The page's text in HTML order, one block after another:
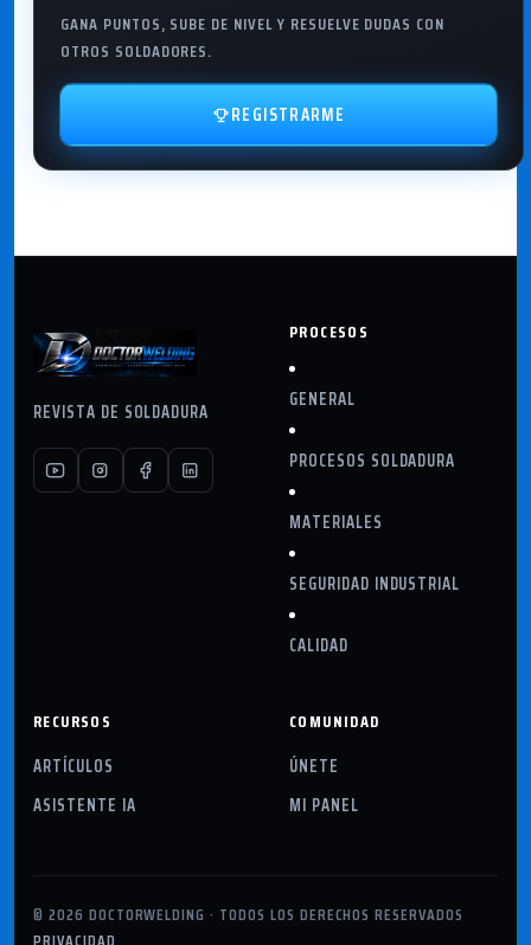
GANA PUNTOS, SUBE DE NIVEL Y RESUELVE DUDAS CON
OTROS SOLDADORES.
REGISTRARME
REVISTA DE SOLDADURA
PROCESOS
GENERAL
PROCESOS SOLDADURA
MATERIALES
SEGURIDAD INDUSTRIAL
CALIDAD
RECURSOS
ARTÍCULOS
ASISTENTE IA
COMUNIDAD
ÚNETE
MI PANEL
© 2026 DOCTORWELDING · TODOS LOS DERECHOS RESERVADOS